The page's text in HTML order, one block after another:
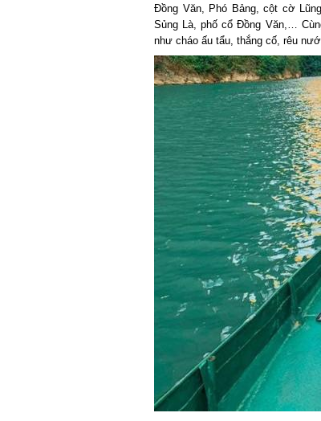
Đồng Văn, Phó Bảng, cột cờ
Sủng Là, phố cổ Đồng Văn,…
như cháo ấu tẩu, thắng cố, rêu